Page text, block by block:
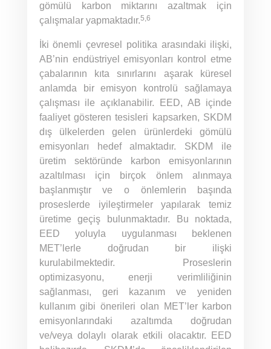
gömülü karbon miktarını azaltmak için
çalışmalar yapmaktadır.5,6
İki önemli çevresel politika arasındaki ilişki,
AB’nin endüstriyel emisyonları kontrol etme
çabalarının kıta sınırlarını aşarak küresel
anlamda bir emisyon kontrolü sağlamaya
çalışması ile açıklanabilir. EED, AB içinde
faaliyet gösteren tesisleri kapsarken, SKDM
dış ülkelerden gelen ürünlerdeki gömülü
emisyonları hedef almaktadır. SKDM ile
üretim sektöründe karbon emisyonlarının
azaltılması için birçok önlem alınmaya
başlanmıştır ve o önlemlerin başında
proseslerde iyileştirmeler yapılarak temiz
üretime geçiş bulunmaktadır. Bu noktada,
EED yoluyla uygulanması beklenen
MET’lerle doğrudan bir ilişki
kurulabilmektedir. Proseslerin
optimizasyonu, enerji verimliliğinin
sağlanması, geri kazanım ve yeniden
kullanım gibi önerileri olan MET’ler karbon
emisyonlarındaki azaltımda doğrudan
ve/veya dolaylı olarak etkili olacaktır. EED